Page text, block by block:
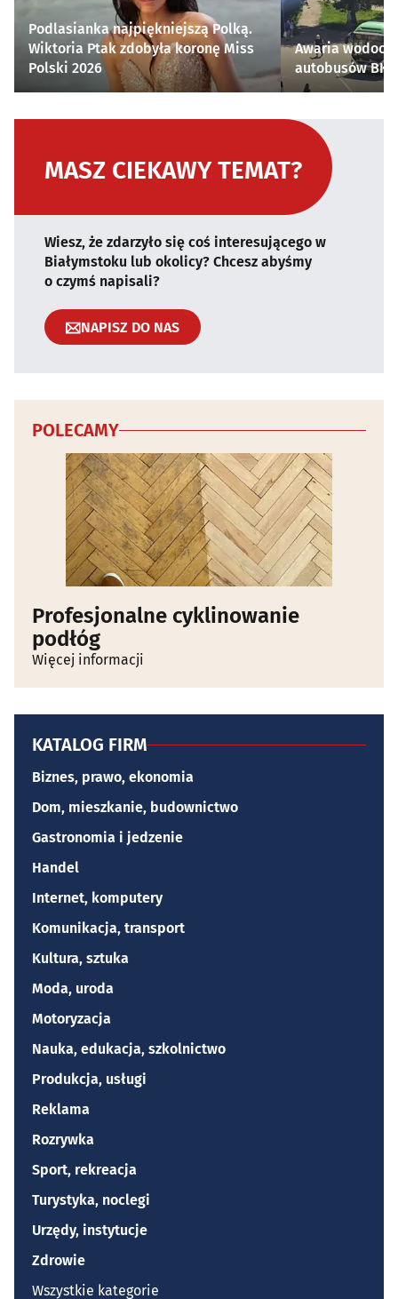
Podlasianka najpiękniejszą Polką.
Wiktoria Ptak zdobyła koronę Miss
Polski 2026
Awaria
autobusów
MASZ CIEKAWY TEMAT?
Wiesz, że zdarzyło się coś interesującego w
Białymstoku lub okolicy? Chcesz abyśmy
o czymś napisali?
NAPISZ DO NAS
POLECAMY
Profesjonalne cyklinowanie
podłóg
Więcej informacji
KATALOG FIRM
Biznes, prawo, ekonomia
Dom, mieszkanie, budownictwo
Gastronomia i jedzenie
Handel
Internet, komputery
Komunikacja, transport
Kultura, sztuka
Moda, uroda
Motoryzacja
Nauka, edukacja, szkolnictwo
Produkcja, usługi
Reklama
Rozrywka
Sport, rekreacja
Turystyka, noclegi
Urzędy, instytucje
Zdrowie
Wszystkie kategorie